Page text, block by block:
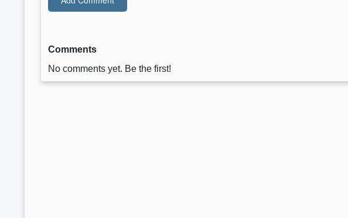
Comments
No comments yet. Be the first!